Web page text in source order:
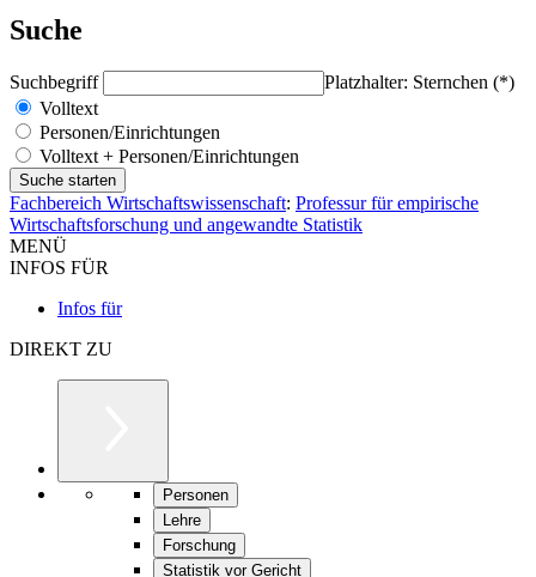
Suche
Suchbegriff
Platzhalter: Sternchen (*)
Volltext
Personen/Einrichtungen
Volltext + Personen/Einrichtungen
Fachbereich Wirtschaftswissenschaft: Professur für empirische
Wirtschaftsforschung und angewandte Statistik
MENÜ
INFOS FÜR
Infos für
DIREKT ZU
Personen
Lehre
Forschung
Statistik vor Gericht